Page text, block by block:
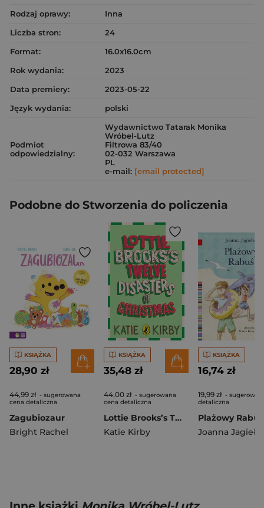
Rodzaj oprawy:
Inna
Liczba stron:
24
Format:
16.0x16.0cm
Rok wydania:
2023
Data premiery:
2023-05-22
Język wydania:
polski
Podmiot
odpowiedzialny:
Wydawnictwo Tatarak Monika
Wróbel-Lutz
Filtrowa 83/40
02-032 Warszawa
PL
e-mail: [email protected]
Podobne do Stworzenia do policzenia
KSIĄŻKA
28,90 zł
44,99 zł - sugerowana
cena detaliczna
Zagubiozaur
Bright Rachel
KSIĄŻKA
35,48 zł
44,00 zł - sugerowana
cena detaliczna
Lottie Brooks’s Twelve Disasters of Christmas
Katie Kirby
KSIĄŻKA
16,74 zł
19,99 zł -
detaliczna
Joanna Jagiełło